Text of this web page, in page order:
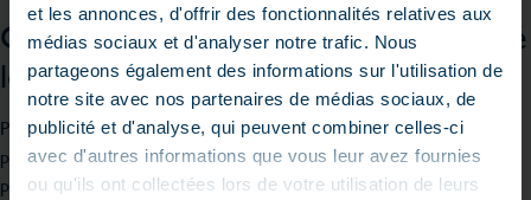
et les annonces, d'offrir des fonctionnalités relatives aux
médias sociaux et d'analyser notre trafic. Nous
partageons également des informations sur l'utilisation de
notre site avec nos partenaires de médias sociaux, de
publicité et d'analyse, qui peuvent combiner celles-ci
avec d'autres informations que vous leur avez fournies
ou qu'ils ont collectées lors de votre utilisation de leurs
Options pour remplir sa piscine malgré
les restrictions
Pour ceux qui souhaitent remplir leur piscine en cas de sécheresse,
plusieurs alternatives peuvent être envisagées. Utiliser des bâches
pour couvrir la piscine est une méthode efficace pour réduire